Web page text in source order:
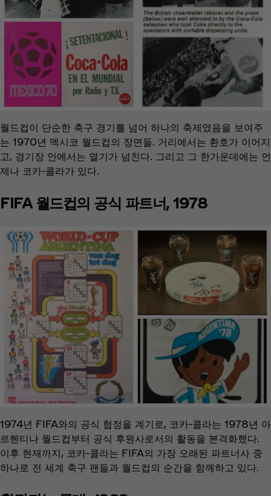
월드컵이 단순한 축구 경기를 넘어 하나의 축제였음을 보여주
는 1970년 멕시코 월드컵의 장면들. 거리에서는 환호가 이어지
고, 경기장 안에서는 열기가 넘친다. 그리고 그 한가운데에는 언
제나 코카‑콜라가 있다.
FIFA 월드컵의 공식 파트너, 1978
1974년 FIFA와의 공식 협정을 계기로, 코카-콜라는 1978년 아
르헨티나 월드컵부터 공식 후원사로서의 활동을 본격화했다.
이후 현재까지, 코카-콜라는 FIFA의 가장 오래된 파트너사 중
하나로 전 세계 축구 팬들과 월드컵의 순간을 함께하고 있다.